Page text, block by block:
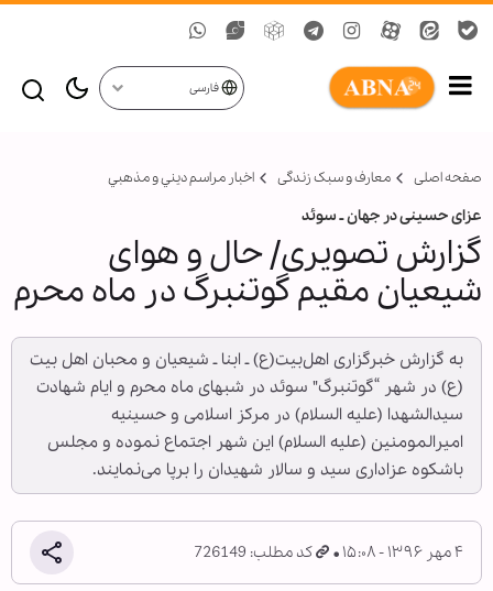
فارسی
صفحه اصلی معارف و سبک زندگی اخبار مراسم ديني و مذهبي
عزای حسینی در جهان ـ سوئد
گزارش تصویری/ حال و هوای
شیعیان مقیم گوتنبرگ در ماه محرم
به گزارش خبرگزاری اهل‌بیت(ع) ـ ابنا ـ شیعیان و محبان اهل بیت
(ع) در شهر “گوتنبرگ" سوئد در شبهای ماه محرم و ایام شهادت
سیدالشهدا (علیه السلام) در مرکز اسلامی و حسینیه
امیرالمومنین (علیه السلام) این شهر اجتماع نموده و مجلس
باشکوه عزاداری سید و سالار شهیدان را برپا می‌نمایند.
۴ مهر ۱۳۹۶ - ۱۵:۰۸ کد مطلب: 726149